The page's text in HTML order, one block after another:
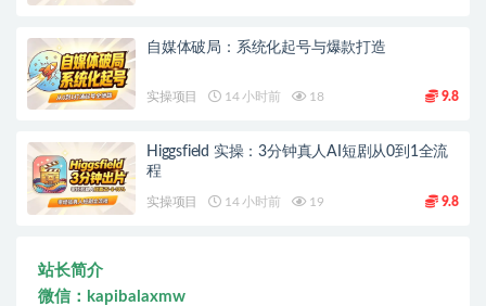
自媒体破局：系统化起号与爆款打造
实操项目 14 小时前 18 9.8
Higgsfield 实操：3分钟真人AI短剧从0到1全流
程
实操项目 14 小时前 19 9.8
站长简介
微信：kapibalaxmw